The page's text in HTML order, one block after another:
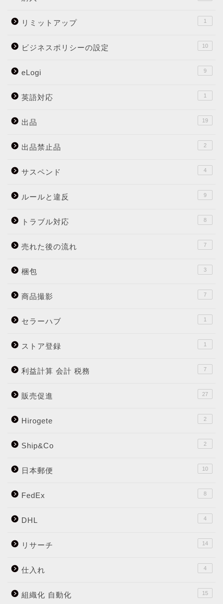
リミットアップ 1
ビジネスポリシーの設定 10
eLogi 9
英語対応 1
出品 19
出品禁止品 2
サスペンド 4
ルールと違反 9
トラブル対応 8
売れた後の流れ 7
梱包 3
商品撮影 7
セラーハブ 1
ストア登録 1
利益計算 会計 税務 7
販売促進 27
Hirogete 2
Ship&Co 2
日本郵便 10
FedEx 8
DHL 4
リサーチ 14
仕入れ 4
組織化 自動化 15